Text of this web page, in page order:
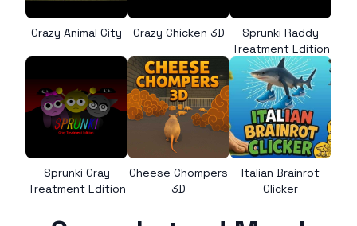
Crazy Animal City Crazy Chicken 3D
Sprunki Raddy
Treatment Edition
Sprunki Gray
Treatment Edition
Cheese Chompers
3D
Italian Brainrot
Clicker